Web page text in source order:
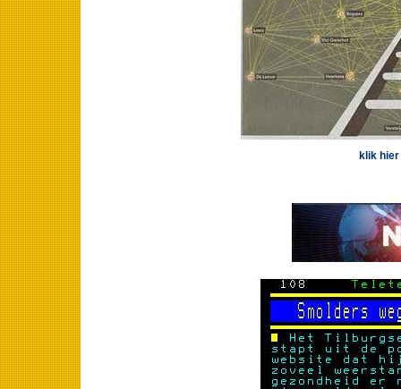
klik